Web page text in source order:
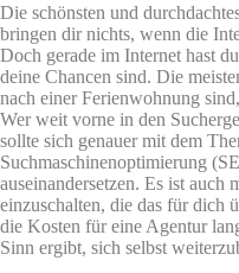
Die schönsten und
bringen dir nichts, wenn die
Doch gerade im Internet hast
deine Chancen sind. Die
nach einer Ferienwohnung
Wer weit vorne in den
sollte sich genauer mit dem
Suchmaschinenoptimierung
auseinandersetzen. Es ist auch
einzuschalten, die das für dich
die Kosten für eine Agentur
Sinn ergibt, sich selbst